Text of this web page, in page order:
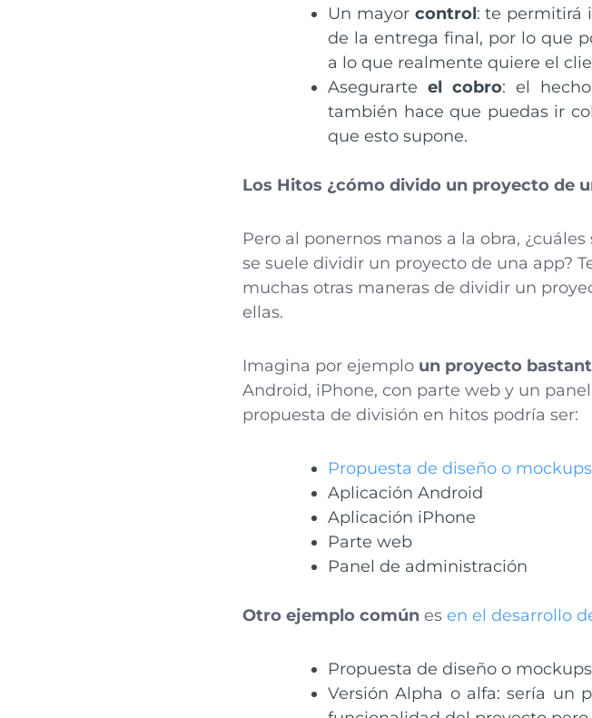
Un mayorcontrol: te permitirá
de la entrega final, por lo que
a lo que realmente quiere el
Asegurarte el cobro: el
también hace que puedas ir
que esto supone.
Los Hitos ¿cómo divido un proyecto de
Pero al ponernos manos a la obra,
se suele dividir un proyecto de una app?
muchas otras maneras de dividir un
ellas.
Imagina por ejemplo un proyecto
Android, iPhone, con parte web y un
propuesta de división en hitos podría ser:
Propuesta de diseño o mockups
Aplicación Android
Aplicación iPhone
Parte web
Panel de administración
Otro ejemplo común es en el desarrollo
Propuesta de diseño o mockups
Versión Alpha o alfa: sería un